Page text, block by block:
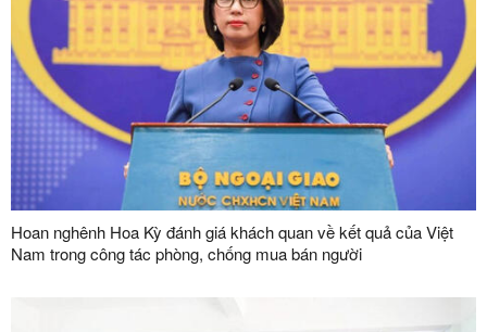
Hoan nghênh Hoa Kỳ đánh giá khách quan về kết quả của Việt
Nam trong công tác phòng, chống mua bán người